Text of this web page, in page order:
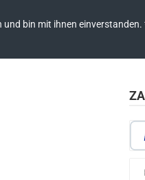
und bin mit ihnen einverstanden.